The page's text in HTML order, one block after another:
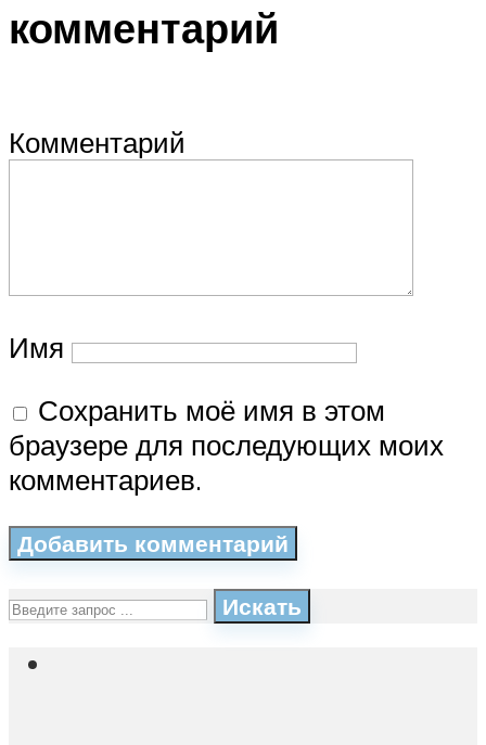
комментарий
Комментарий
Имя
Сохранить моё имя в этом
браузере для последующих моих
комментариев.
Искать